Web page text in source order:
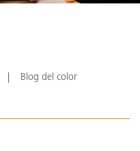
Blog del color